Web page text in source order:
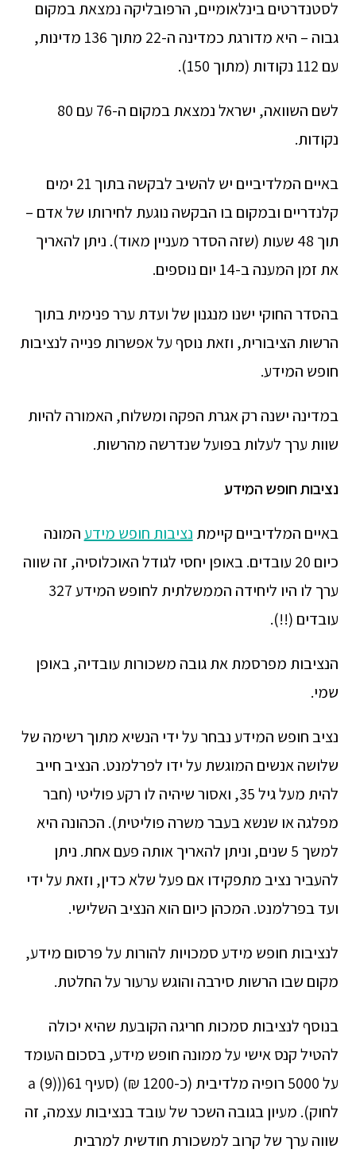
לסטנדרטים בינלאומיים, הרפובליקה נמצאת במקום
גבוה – היא מדורגת כמדינה ה-22 מתוך 136 מדינות,
עם 112 נקודות (מתוך 150).
לשם השוואה, ישראל נמצאת במקום ה-76 עם 80
נקודות.
באיים המלדיביים יש להשיב לבקשה בתוך 21 ימים
קלנדריים ובמקום בו הבקשה נוגעת לחירותו של אדם –
תוך 48 שעות (שזה הסדר מעניין מאוד). ניתן להאריך
את זמן המענה ב-14 יום נוספים.
בהסדר החוקי ישנו מנגנון של ועדת ערר פנימית בתוך
הרשות הציבורית, וזאת נוסף על אפשרות פנייה לנציבות
חופש המידע.
במדינה ישנה רק אגרת הפקה ומשלוח, האמורה להיות
שוות ערך לעלות בפועל שנדרשה מהרשות.
נציבות חופש המידע
באיים המלדיביים קיימת נציבות חופש מידעהמונה
כיום 20 עובדים. באופן יחסי לגודל האוכלוסיה, זה שווה
ערך לו היו ליחידה הממשלתית לחופש המידע 327
עובדים (!!).
הנציבות מפרסמת את גובה משכורות עובדיה, באופן
שמי.
נציב חופש המידע נבחר על ידי הנשיא מתוך רשימה של
שלושה אנשים המוגשת על ידו לפרלמנט. הנציב חייב
להית מעל גיל 35, ואסור שיהיה לו רקע פוליטי (חבר
מפלגה או שנשא בעבר משרה פוליטית). הכהונה היא
למשך 5 שנים, וניתן להאריך אותה פעם אחת. ניתן
להעביר נציב מתפקידו אם פעל שלא כדין, וזאת על ידי
ועד בפרלמנט. המכהן כיום הוא הנציב השלישי.
לנציבות חופש מידע סמכויות להורות על פרסום מידע,
מקום שבו הרשות סירבה והוגש ערעור על החלטת.
בנוסף לנציבות סמכות חריגה הקובעת שהיא יכולה
להטיל קנס אישי על ממונה חופש מידע, בסכום העומד
על 5000 רופיה מלדיבית (כ-1200 ₪) (סעיף 61((a (9)
לחוק). מעיון בגובה השכר של עובד בנציבות עצמה, זה
שווה ערך של קרוב למשכורת חודשית למרבית